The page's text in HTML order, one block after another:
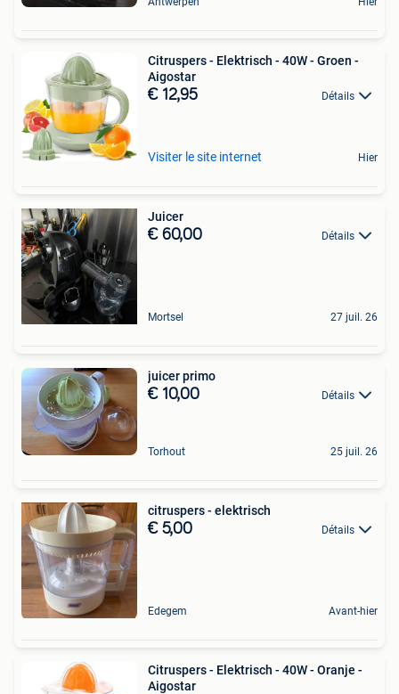
Citruspers - Elektrisch - 40W - Groen -
Aigostar
€ 12,95 Détails
Visiter le site internet Hier
Juicer
€ 60,00 Détails
Mortsel 27 juil. 26
juicer primo
€ 10,00 Détails
Torhout 25 juil. 26
citruspers - elektrisch
€ 5,00 Détails
Edegem Avant-hier
Citruspers - Elektrisch - 40W - Oranje -
Aigostar